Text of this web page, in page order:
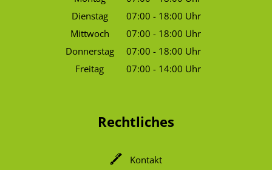
Von 07:00 bis 18:00 Uhr
Dienstag 07:00 - 18:00 Uhr
Von 07:00 bis 18:00 Uhr
Mittwoch 07:00 - 18:00 Uhr
Von 07:00 bis 18:00 Uhr
Donnerstag 07:00 - 18:00 Uhr
Von 07:00 bis 18:00 Uhr
Freitag 07:00 - 14:00 Uhr
Rechtliches
Kontakt